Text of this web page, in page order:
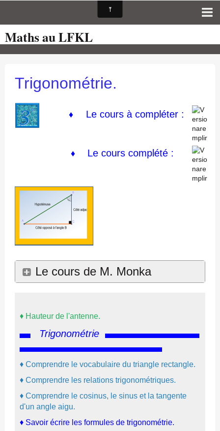
Page d'accueil
Pour les Profs
auto-évaluations
TICE
Sujets de bac
Programmes officiels
Maths au LFKL
Trigonométrie.
♦ Le cours à compléter :
♦ Le cours complété :
Le cours de M. Monka
♦ Hauteur de l'antenne.
Trigonométrie
♦ Comprendre le vocabulaire du triangle rectangle.
♦ Comprendre les relations trigonométriques.
♦ Comprendre le cosinus, le sinus et la tangente
d'un angle aigu.
♦ Savoir écrire les formules de trigonométrie.